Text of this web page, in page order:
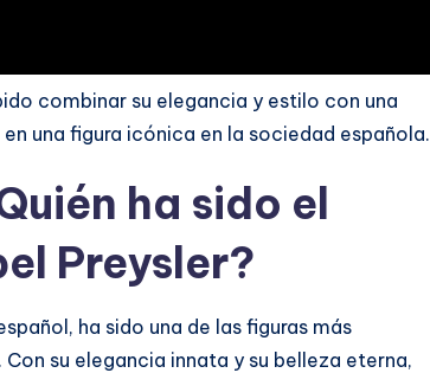
combinar su elegancia y estilo con una
una figura icónica en la sociedad española.
ha sido el
Preysler?
ha sido una de las figuras más
su elegancia innata y su belleza eterna,